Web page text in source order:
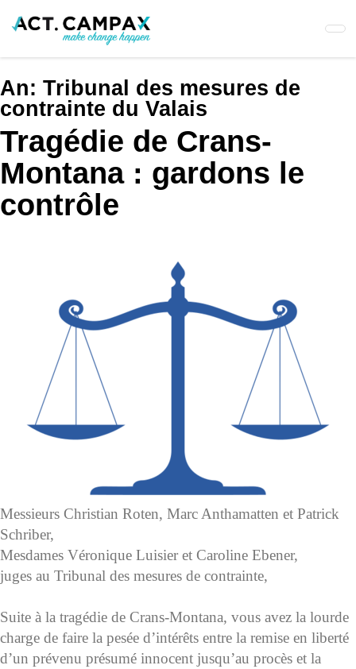
An: Tribunal des mesures de
contrainte du Valais
Tragédie de Crans-
Montana : gardons le
contrôle
Messieurs Christian Roten, Marc Anthamatten et Patrick
Schriber,
Mesdames Véronique Luisier et Caroline Ebener,
juges au Tribunal des mesures de contrainte,
Suite à la tragédie de Crans-Montana, vous avez la lourde
charge de faire la pesée d’intérêts entre la remise en liberté
d’un prévenu présumé innocent jusqu’au procès et la